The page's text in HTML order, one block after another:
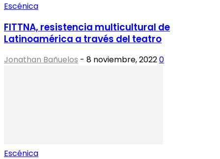
Escénica
FITTNA, resistencia multicultural de
Latinoamérica a través del teatro
Jonathan Bañuelos - 8 noviembre, 20220
Escénica